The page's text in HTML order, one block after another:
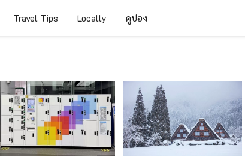
Travel Tips Locally คูปอง